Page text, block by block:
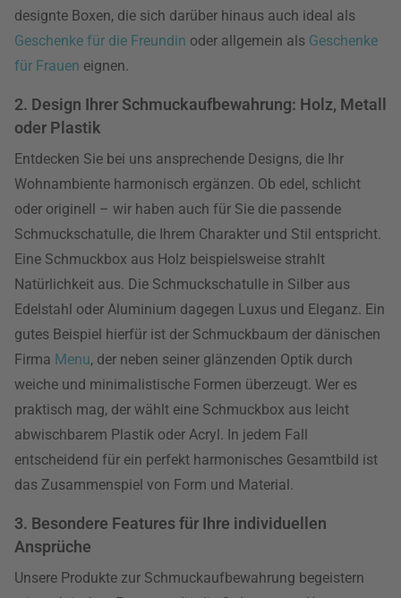
designte Boxen, die sich darüber hinaus auch ideal als
Geschenke für die Freundin oder allgemein als Geschenke
für Frauen eignen.
2. Design Ihrer Schmuckaufbewahrung: Holz, Metall
oder Plastik
Entdecken Sie bei uns ansprechende Designs, die Ihr
Wohnambiente harmonisch ergänzen. Ob edel, schlicht
oder originell – wir haben auch für Sie die passende
Schmuckschatulle, die Ihrem Charakter und Stil entspricht.
Eine Schmuckbox aus Holz beispielsweise strahlt
Natürlichkeit aus. Die Schmuckschatulle in Silber aus
Edelstahl oder Aluminium dagegen Luxus und Eleganz. Ein
gutes Beispiel hierfür ist der Schmuckbaum der dänischen
Firma Menu, der neben seiner glänzenden Optik durch
weiche und minimalistische Formen überzeugt. Wer es
praktisch mag, der wählt eine Schmuckbox aus leicht
abwischbarem Plastik oder Acryl. In jedem Fall
entscheidend für ein perfekt harmonisches Gesamtbild ist
das Zusammenspiel von Form und Material.
3. Besondere Features für Ihre individuellen
Ansprüche
Unsere Produkte zur Schmuckaufbewahrung begeistern